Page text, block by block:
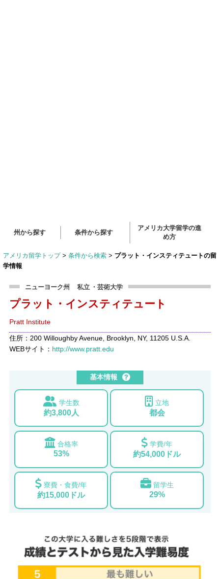
州から探す 条件から探す
アメリカ大学留学の進
め方
アメリカ留学トップ > 条件から検索 > プラット・インスティテュートの留
学情報
ニューヨーク州 私立 ・芸術大学
プラット・インスティテュート
Pratt Institute
住所：200 Willoughby Avenue, Brooklyn, NY, 11205 U.S.A.
WEBサイト： http://www.pratt.edu
基本情報
学生数
約3,800人
立地
都会
合格率
53%
学費/年
約54,000ドル
寮費・食費/年
約15,000ドル
留学生
29%